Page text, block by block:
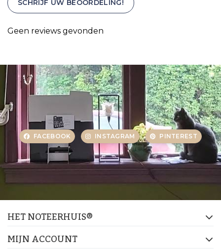
SCHRIJF UW BEOORDELING!
Geen reviews gevonden
FACEBOOK INSTAGRAM PINTEREST
HET NOTEERHUIS®
MIJN ACCOUNT